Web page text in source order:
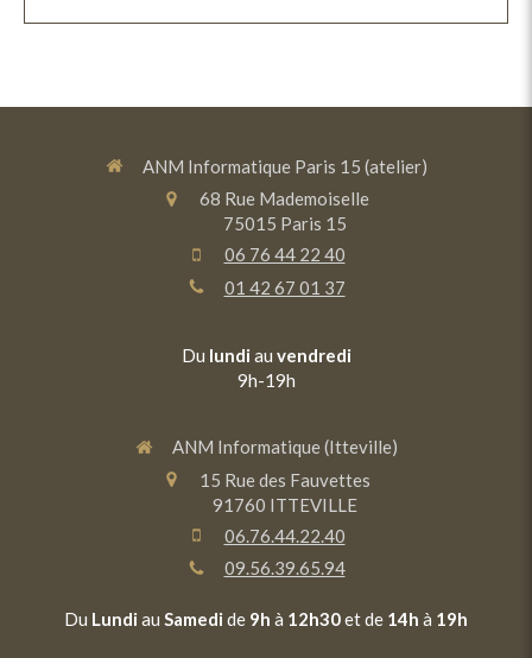
ANM Informatique Paris 15 (atelier)
68 Rue Mademoiselle
75015 Paris 15
06 76 44 22 40
01 42 67 01 37
Du lundi au vendredi
9h-19h
ANM Informatique (Itteville)
15 Rue des Fauvettes
91760 ITTEVILLE
06.76.44.22.40
09.56.39.65.94
Du Lundi au Samedi de 9h à 12h30et de 14h à 19h